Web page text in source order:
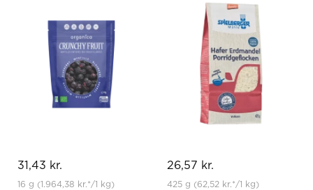
31,43 kr.
16 g (1.964,38 kr.*/1 kg)
26,57 kr.
425 g (62,52 kr.*/1 kg)